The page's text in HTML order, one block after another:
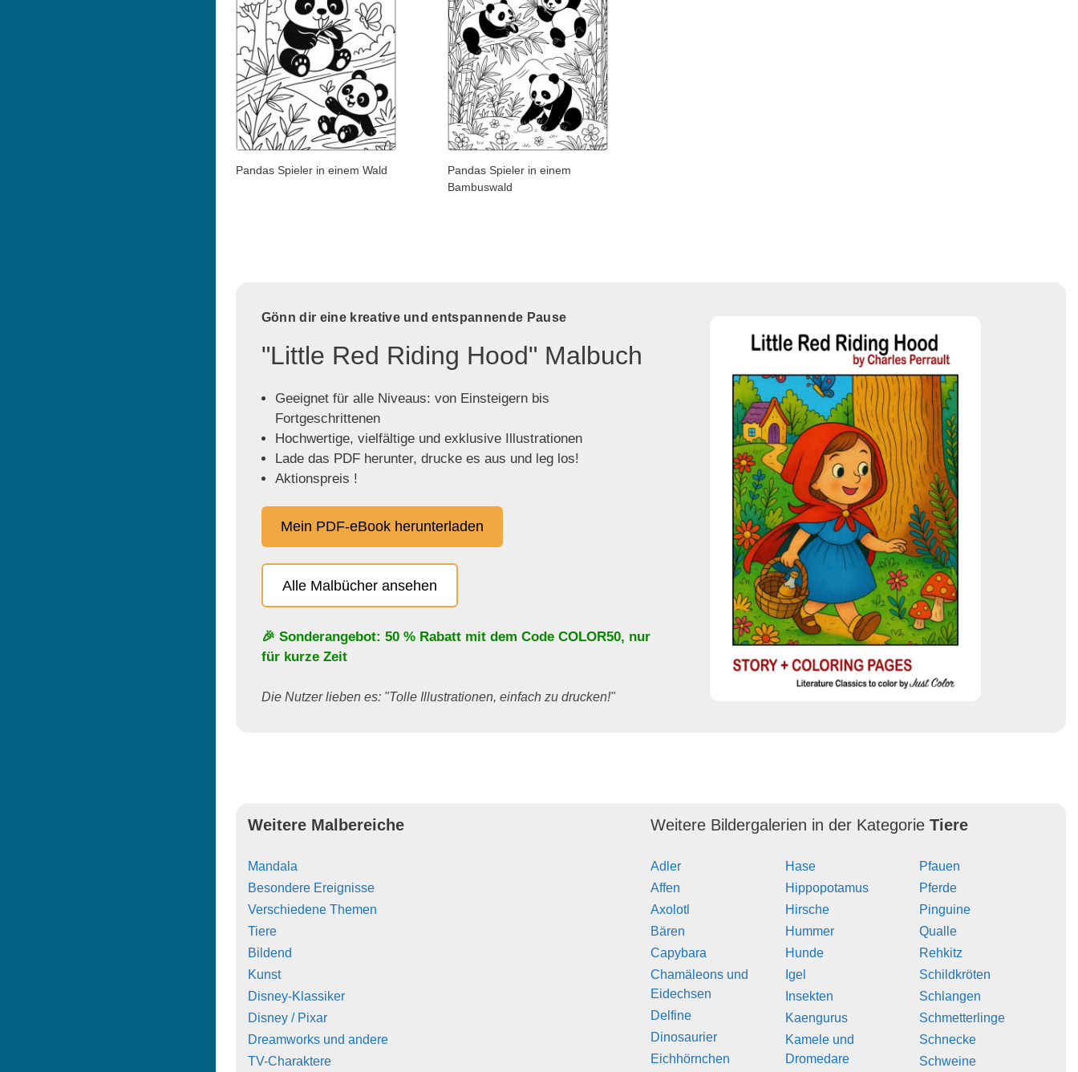
Pandas Spieler in einem Wald
Pandas Spieler in einem
Bambuswald
Gönn dir eine kreative und entspannende Pause
"Little Red Riding Hood" Malbuch
Geeignet für alle Niveaus: von Einsteigern bis
Fortgeschrittenen
Hochwertige, vielfältige und exklusive Illustrationen
Lade das PDF herunter, drucke es aus und leg los!
Aktionspreis !
Mein PDF-eBook herunterladen
Alle Malbücher ansehen
🎉 Sonderangebot: 50 % Rabatt mit dem Code COLOR50, nur
für kurze Zeit
Die Nutzer lieben es: "Tolle Illustrationen, einfach zu drucken!"
Weitere Malbereiche
Mandala
Besondere Ereignisse
Verschiedene Themen
Tiere
Bildend
Kunst
Disney-Klassiker
Disney / Pixar
Dreamworks und andere
TV-Charaktere
Weitere Bildergalerien in der KategorieTiere
Adler
Affen
Axolotl
Bären
Capybara
Chamäleons und
Eidechsen
Delfine
Dinosaurier
Eichhörnchen
Hase
Hippopotamus
Hirsche
Hummer
Hunde
Igel
Insekten
Kaengurus
Kamele und
Dromedare
Pfauen
Pferde
Pinguine
Qualle
Rehkitz
Schildkröten
Schlangen
Schmetterlinge
Schnecke
Schweine